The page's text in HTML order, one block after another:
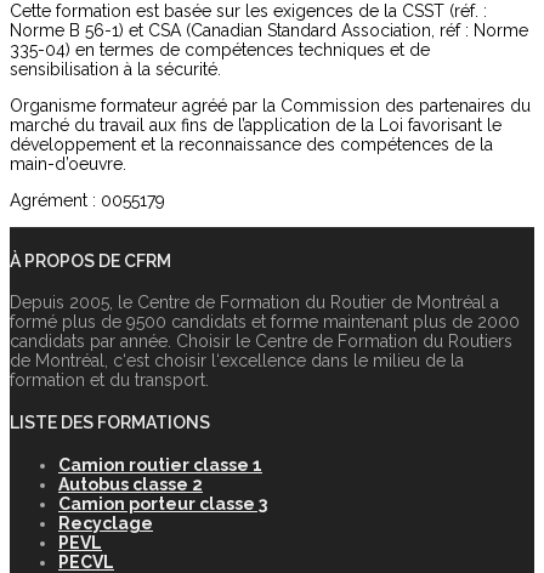
Cette formation est basée sur les exigences de la CSST (réf. :
Norme B 56-1) et CSA (Canadian Standard Association, réf : Norme
335-04) en termes de compétences techniques et de
sensibilisation à la sécurité.
Organisme formateur agréé par la Commission des partenaires du
marché du travail aux fins de l’application de la Loi favorisant le
développement et la reconnaissance des compétences de la
main-d’oeuvre.
Agrément : 0055179
À PROPOS DE CFRM
Depuis 2005, le Centre de Formation du Routier de Montréal a
formé plus de 9500 candidats et forme maintenant plus de 2000
candidats par année. Choisir le Centre de Formation du Routiers
de Montréal, c‘est choisir l‘excellence dans le milieu de la
formation et du transport.
LISTE DES FORMATIONS
Camion routier classe 1
Autobus classe 2
Camion porteur classe 3
Recyclage
PEVL
PECVL